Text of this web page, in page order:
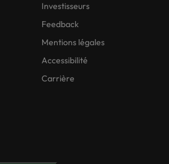
Investisseurs
Feedback
Mentions légales
Accessibilité
Carrière